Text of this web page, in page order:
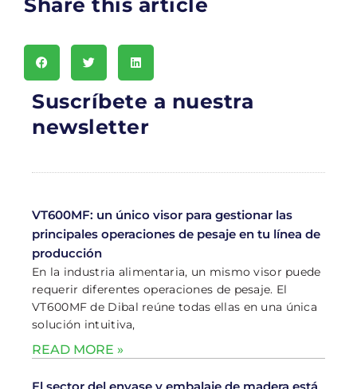
Suscríbete a nuestra
newsletter
VT600MF: un único visor para gestionar las
principales operaciones de pesaje en tu línea de
producción
En la industria alimentaria, un mismo visor puede
requerir diferentes operaciones de pesaje. El
VT600MF de Dibal reúne todas ellas en una única
solución intuitiva,
READ MORE »